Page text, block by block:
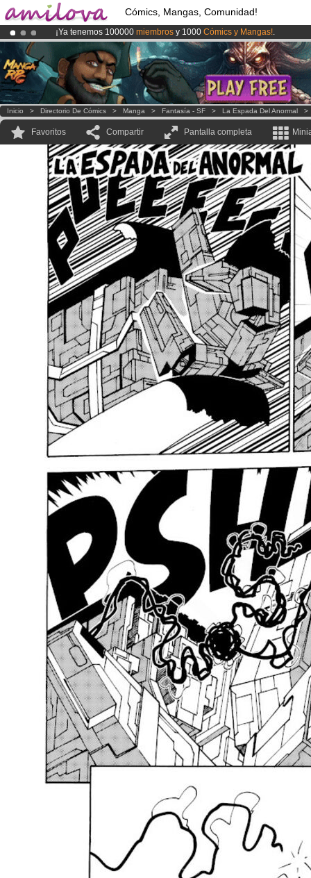
Cómics, Mangas, Comunidad!
¡Ya tenemos 100000 miembros y 1000 Cómics y Mangas!.
¡El Kickstarter Amilova está desormado lanzado!.
¡Conviertete en Premium por3.95 euros al mes!Hazte Premium ya
Inicio > Directorio De Cómics > Manga > Fantasía - SF > La Espada Del Anormal
Favoritos Compartir Pantalla completa